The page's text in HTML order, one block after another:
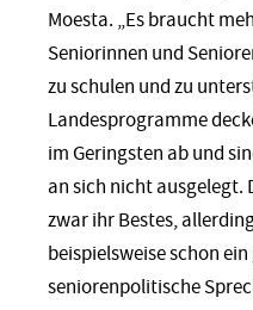
Moesta. „Es braucht
Seniorinnen und
zu schulen und zu
Landesprogramme
im Geringsten ab und
an sich nicht ausgelegt.
zwar ihr Bestes,
beispielsweise schon
seniorenpolitische